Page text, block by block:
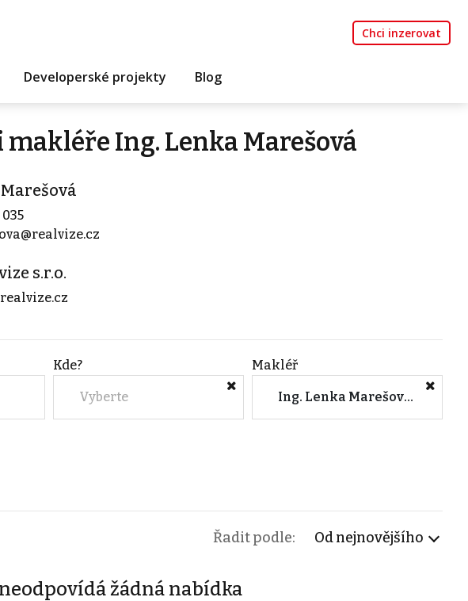
Chci inzerovat
Developerské projekty Blog
Ing. Lenka Marešová
s.r.o.
Kde?
Vyberte
Makléř
Ing. Lenka Marešová (RK Realvize s.r.o.)
Řadit podle: Od nejnovějšího
žádná nabídka